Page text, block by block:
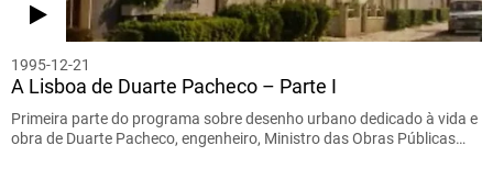
1995-12-21
A Lisboa de Duarte Pacheco – Parte I
Primeira parte do programa sobre desenho urbano dedicado à vida e
obra de Duarte Pacheco, engenheiro, Ministro das Obras Públicas…